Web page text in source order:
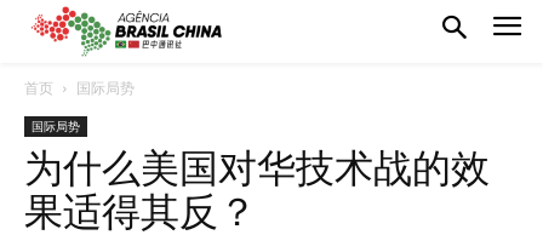
首页 国际局势
国际局势
为什么美国对华技术战的效
果适得其反？